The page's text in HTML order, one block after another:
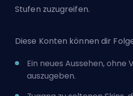
Stufen zuzugreifen.
Diese Konten können dir
Ein neues Aussehen, ohne
auszugeben.